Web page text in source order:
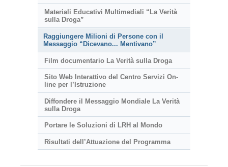
Materiali Educativi Multimediali “La Verità
sulla Droga”
Raggiungere Milioni di Persone con il
Messaggio “Dicevano... Mentivano”
Film documentario La Verità sulla Droga
Sito Web Interattivo del Centro Servizi On-
line per l’Istruzione
Diffondere il Messaggio Mondiale La Verità
sulla Droga
Portare le Soluzioni di LRH al Mondo
Risultati dell’Attuazione del Programma